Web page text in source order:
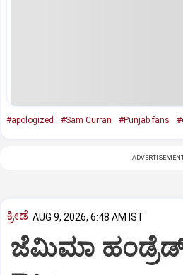
#apologized #Sam Curran #Punjab fans
ಕ್ರೀಡೆ AUG 9, 2026, 6:48 AM IST
ಜೆಮಿಮಾ